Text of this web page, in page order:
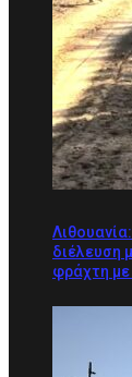
διέλευση
φράχτη